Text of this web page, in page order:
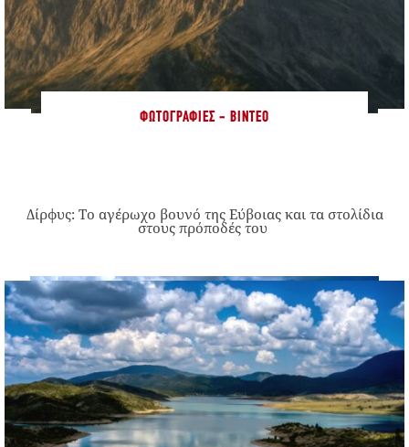
ΦΩΤΟΓΡΑΦΊΕΣ - ΒΊΝΤΕΟ
Δίρφυς: Το αγέρωχο βουνό της Εύβοιας και τα στολίδια
στους πρόποδές του